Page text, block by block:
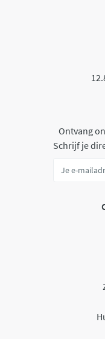
Ontvang
Schrijf je